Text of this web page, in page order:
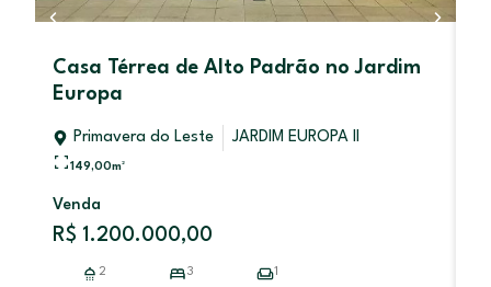
Casa Térrea de Alto Padrão no Jardim
Europa
Primavera do Leste JARDIM EUROPA II
149,00m²
Venda
R$ 1.200.000,00
2 3 1